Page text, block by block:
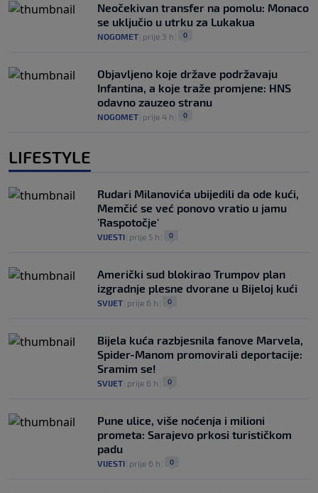
Neočekivan transfer na pomolu: Monaco
se uključio u utrku za Lukakua
NOGOMET prije 3 h 0
Objavljeno koje države podržavaju
Infantina, a koje traže promjene: HNS
odavno zauzeo stranu
NOGOMET prije 4 h 0
LIFESTYLE
Rudari Milanovića ubijedili da ode kući,
Memčić se već ponovo vratio u jamu
'Raspotočje'
VIJESTI prije 5 h 0
Američki sud blokirao Trumpov plan
izgradnje plesne dvorane u Bijeloj kući
SVIJET prije 6 h 0
Bijela kuća razbjesnila fanove Marvela,
Spider-Manom promovirali deportacije:
Sramim se!
SVIJET prije 6 h 0
Pune ulice, više noćenja i milioni
prometa: Sarajevo prkosi turističkom
padu
VIJESTI prije 6 h 0